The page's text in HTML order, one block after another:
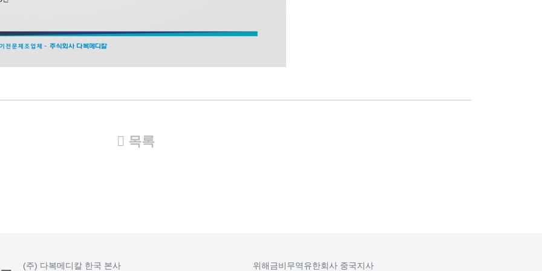
목록
(주) 다복메디칼 한국 본사 위해금비무역유한회사 중국지사